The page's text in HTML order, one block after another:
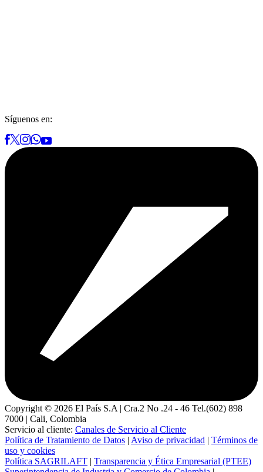
Síguenos en:
Copyright © 2026 El País S.A | Cra.2 No .24 - 46 Tel.(602) 898
7000 | Cali, Colombia
Servicio al cliente: Canales de Servicio al Cliente
Política de Tratamiento de Datos | Aviso de privacidad | Términos de
uso y cookies
Política SAGRILAFT | Transparencia y Ética Empresarial (PTEE)